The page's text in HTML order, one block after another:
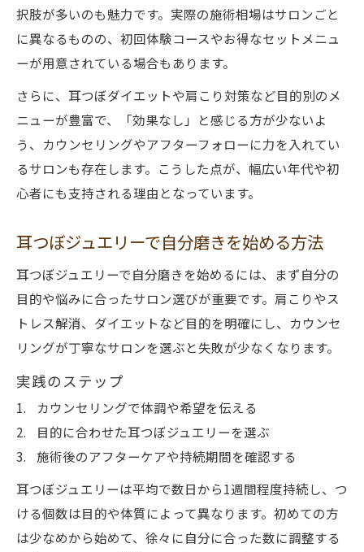
択肢が多いのも魅力です。実際の施術相場はサロンごと
に異なるものの、初回体験コースやお得なセットメニュ
ーが用意されている場合もあります。
さらに、耳つぼダイエットや肩こり対策など目的別のメ
ニューが豊富で、「効果なし」と感じる方が少ないよ
う、カウンセリングやアフターフォローに力を入れてい
るサロンも存在します。こうした点が、幅広い年代や初
心者にも支持される理由となっています。
耳つぼジュエリーで自分磨きを始める方法
耳つぼジュエリーで自分磨きを始めるには、まず自分の
目的や悩みに合ったサロン選びが重要です。肩こりやス
トレス解消、ダイエットなど目的を明確にし、カウンセ
リングが丁寧なサロンを選ぶと失敗が少なくなります。
実践のステップ
カウンセリングで体調や希望を伝える
目的に合わせた耳つぼジュエリーを選ぶ
施術後のアフターケアや持続期間を確認する
耳つぼジュエリーは平均で数日から1週間程度持続し、つ
ける個数は目的や体質によって異なります。初めての方
は少なめから始めて、徐々に自分に合った数に調整する